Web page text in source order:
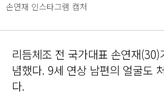
손연재 인스타그램 캡처
리듬체조 전 국가대표 손연재
념했다. 9세 연상 남편의 얼굴도
다.